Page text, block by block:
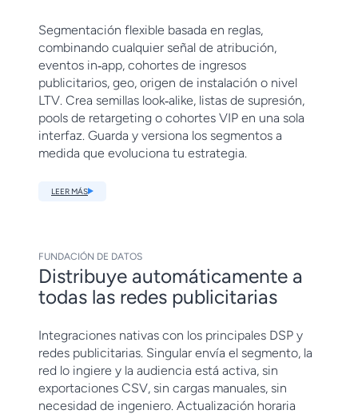
Segmentación flexible basada en reglas,
combinando cualquier señal de atribución,
eventos in‑app, cohortes de ingresos
publicitarios, geo, origen de instalación o nivel
LTV. Crea semillas look‑alike, listas de supresión,
pools de retargeting o cohortes VIP en una sola
interfaz. Guarda y versiona los segmentos a
medida que evoluciona tu estrategia.
LEER MÁS
FUNDACIÓN DE DATOS
Distribuye automáticamente a
todas las redes publicitarias
Integraciones nativas con los principales DSP y
redes publicitarias. Singular envía el segmento, la
red lo ingiere y la audiencia está activa, sin
exportaciones CSV, sin cargas manuales, sin
necesidad de ingeniero. Actualización horaria